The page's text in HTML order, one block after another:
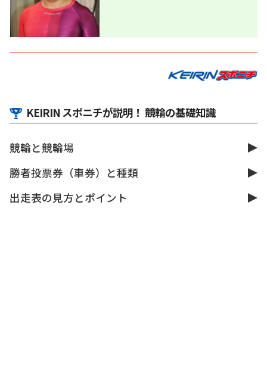
KEIRIN スポニチが説明！ 競輪の基礎知識
競輪と競輪場
勝者投票券（車券）と種類
出走表の見方とポイント